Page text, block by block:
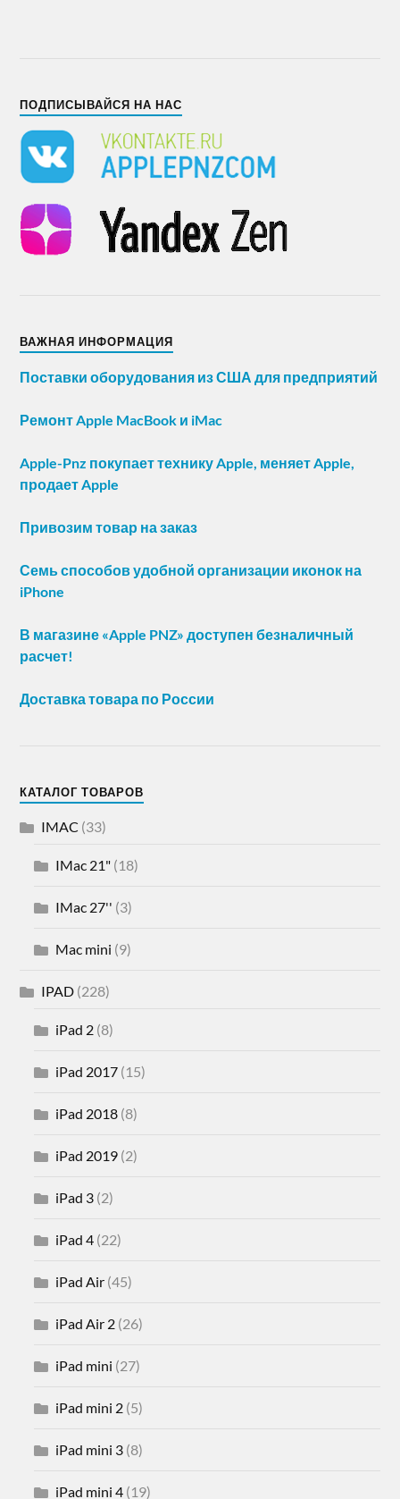
ПОДПИСЫВАЙСЯ НА НАС
ВАЖНАЯ ИНФОРМАЦИЯ
Поставки оборудования из США для предприятий
Ремонт Apple MacBook и iMac
Apple-Pnz покупает технику Apple, меняет Apple,
продает Apple
Привозим товар на заказ
Семь способов удобной организации иконок на
iPhone
В магазине «Apple PNZ» доступен безналичный
расчет!
Доставка товара по России
КАТАЛОГ ТОВАРОВ
IMAC (33)
IMac 21" (18)
IMac 27'' (3)
Mac mini (9)
IPAD (228)
iPad 2 (8)
iPad 2017 (15)
iPad 2018 (8)
iPad 2019 (2)
iPad 3 (2)
iPad 4 (22)
iPad Air (45)
iPad Air 2 (26)
iPad mini (27)
iPad mini 2 (5)
iPad mini 3 (8)
iPad mini 4 (19)